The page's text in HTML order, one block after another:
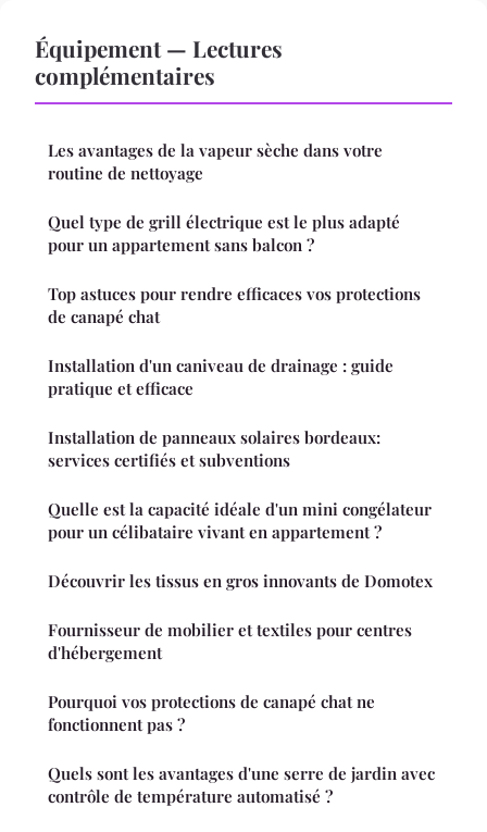
Équipement — Lectures
complémentaires
Les avantages de la vapeur sèche dans votre
routine de nettoyage
Quel type de grill électrique est le plus adapté
pour un appartement sans balcon ?
Top astuces pour rendre efficaces vos protections
de canapé chat
Installation d'un caniveau de drainage : guide
pratique et efficace
Installation de panneaux solaires bordeaux:
services certifiés et subventions
Quelle est la capacité idéale d'un mini congélateur
pour un célibataire vivant en appartement ?
Découvrir les tissus en gros innovants de Domotex
Fournisseur de mobilier et textiles pour centres
d'hébergement
Pourquoi vos protections de canapé chat ne
fonctionnent pas ?
Quels sont les avantages d'une serre de jardin avec
contrôle de température automatisé ?